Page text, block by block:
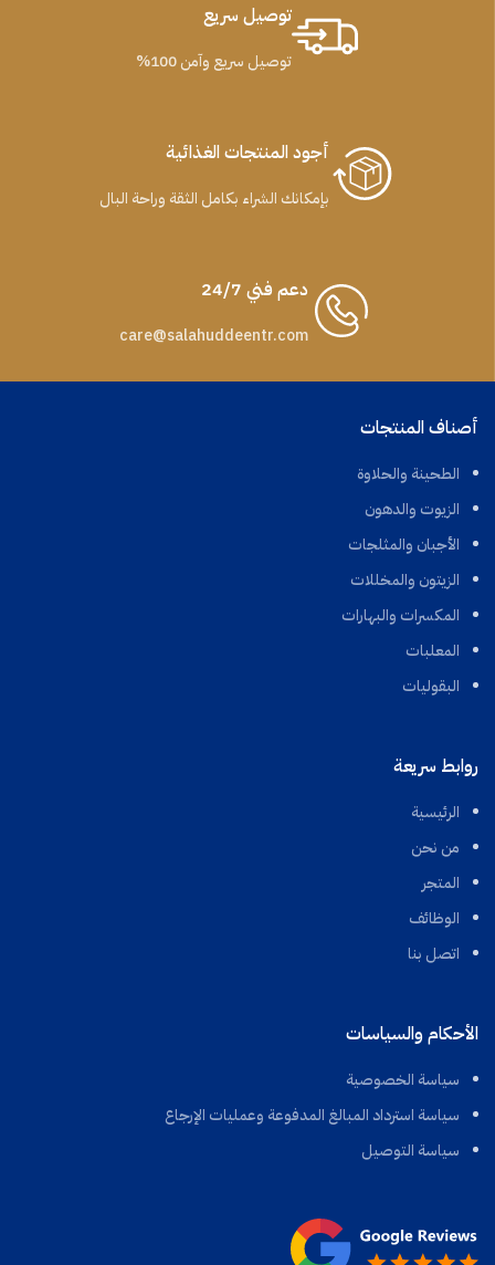
توصيل سريع
توصيل سريع وآمن 100%
أجود المنتجات الغذائية
بإمكانك الشراء بكامل الثقة وراحة البال
دعم فني 24/7
care@salahuddeentr.com
أصناف المنتجات
الطحينة والحلاوة
الزيوت والدهون
الأجبان والمثلجات
الزيتون والمخللات
المكسرات والبهارات
المعلبات
البقوليات
روابط سريعة
الرئيسية
من نحن
المتجر
الوظائف
اتصل بنا
الأحكام والسياسات
سياسة الخصوصية
سياسة استرداد المبالغ المدفوعة وعمليات الإرجاع
سياسة التوصيل